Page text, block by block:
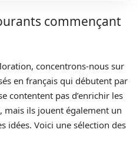
commençant
concentrons-nous sur
en français qui débutent par
contentent pas d’enrichir les
mais ils jouent également un
idées. Voici une sélection des